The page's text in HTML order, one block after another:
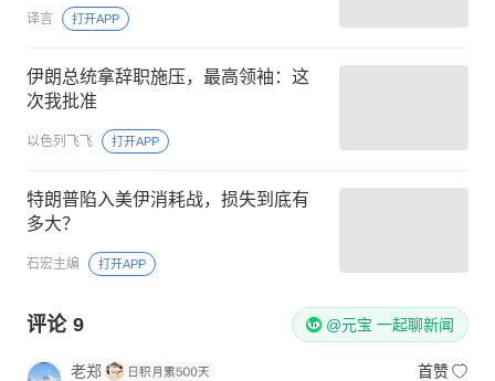
译言 打开APP
伊朗总统拿辞职施压，最高领袖：这
次我批准
以色列飞飞 打开APP
特朗普陷入美伊消耗战，损失到底有
多大？
石宏主编 打开APP
评论 9 @元宝 一起聊新闻
老郑
首赞